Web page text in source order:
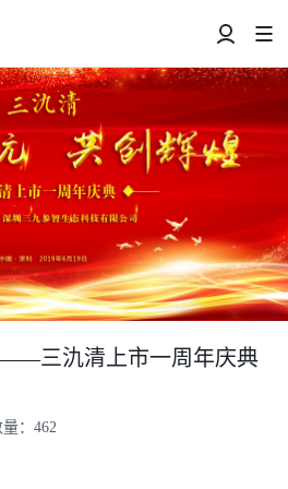
辉煌——三氿清上市一周年庆典
：462